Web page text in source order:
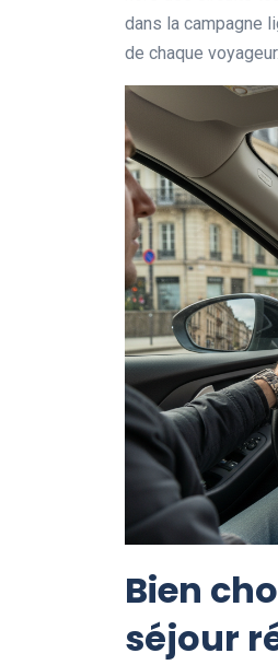
dans la campagne
de chaque voyageur.
Bien
séjour